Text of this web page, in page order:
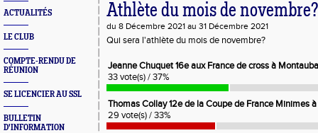
ACTUALITÉS
LE CLUB
COMPTE-RENDU DE
RÉUNION
SE LICENCIER AU SSL
BULLETIN
D'INFORMATION
Athlète du mois de novembre?
du 8 Décembre 2021 au 31 Décembre 2021
Qui sera l'athlète du mois de novembre?
Jeanne Chuquet 16e aux France de cross à
33 vote(s) / 37%
Thomas Collay 12e de la Coupe de France Minimes
29 vote(s) / 33%